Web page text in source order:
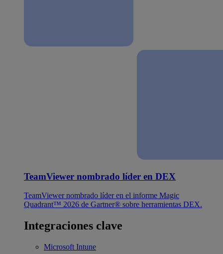
TeamViewer nombrado líder en DEX
TeamViewer nombrado líder en el informe Magic
Quadrant™ 2026 de Gartner® sobre herramientas DEX.
Integraciones clave
Microsoft Intune